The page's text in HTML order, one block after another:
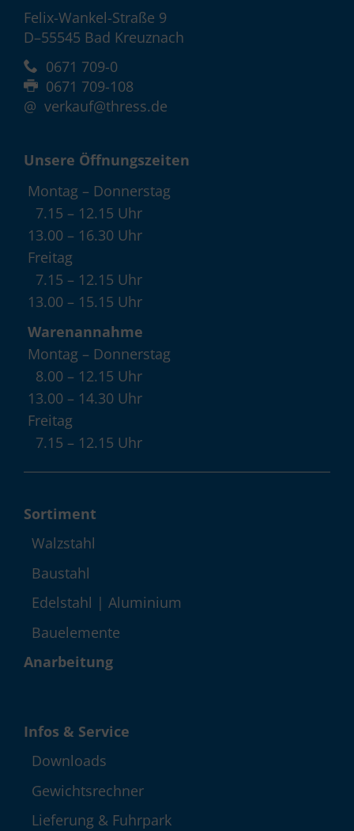
Felix-Wankel-Straße 9
D–55545 Bad Kreuznach
0671 709-0
0671 709-108
@ verkauf@thress.de
Unsere Öffnungszeiten
Montag – Donnerstag
7.15 – 12.15 Uhr
13.00 – 16.30 Uhr
Freitag
7.15 – 12.15 Uhr
13.00 – 15.15 Uhr
Warenannahme
Montag – Donnerstag
8.00 – 12.15 Uhr
13.00 – 14.30 Uhr
Freitag
7.15 – 12.15 Uhr
Sortiment
Walzstahl
Baustahl
Edelstahl | Aluminium
Bauelemente
Anarbeitung
Infos & Service
Down­loads
Gewichts­rechner
Lieferung & Fuhrpark